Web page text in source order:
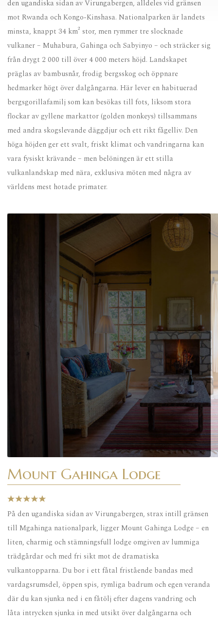
den ugandiska sidan av Virungabergen, alldeles vid gränsen
mot Rwanda och Kongo-Kinshasa. Nationalparken är landets
minsta, knappt 34 km² stor, men rymmer tre slocknade
vulkaner – Muhabura, Gahinga och Sabyinyo – och sträcker sig
från drygt 2 000 till över 4 000 meters höjd. Landskapet
präglas av bambusnår, frodig bergsskog och öppnare
hedmarker högt över dalgångarna. Här lever en habitu­erad
bergsgorillafamilj som kan besökas till fots, liksom stora
flockar av gyllene markattor (golden monkeys) tillsammans
med andra skogslevande däggdjur och ett rikt fågelliv. Den
höga höjden ger ett svalt, friskt klimat och vandringarna kan
vara fysiskt krävande – men belöningen är ett stilla
vulkanlandskap med nära, exklusiva möten med några av
världens mest hotade primater.
Mount Gahinga Lodge
På den ugandiska sidan av Virungabergen, strax intill gränsen
till Mgahinga nationalpark, ligger Mount Gahinga Lodge – en
liten, charmig och stämningsfull lodge omgiven av lummiga
trädgårdar och med fri sikt mot de dramatiska
vulkantopparna. Du bor i ett fåtal fristående bandas med
vardagsrumsdel, öppen spis, rymliga badrum och egen veranda
där du kan sjunka ned i en fåtölj efter dagens vandring och
låta intrycken sjunka in med utsikt över dalgångarna och